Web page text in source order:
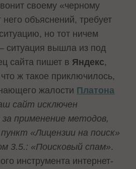
своему «черному
него объяснений, требует
но тот ничем
ситуация вышла из под
сайта пишет в Яндекс,
ж такое приключилось,
жалости Платона
сайт исключен
за применение методов,
«Лицензии на поиск»
3.5.: «Поисковый спам».
инструмента интернет-